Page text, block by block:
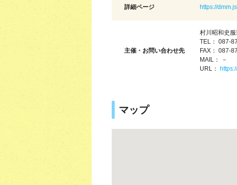
詳細ページ https://
主催・お問い合わせ先
村川昭和史
TEL： 087-
FAX： 087-
MAIL： －
URL：
マップ